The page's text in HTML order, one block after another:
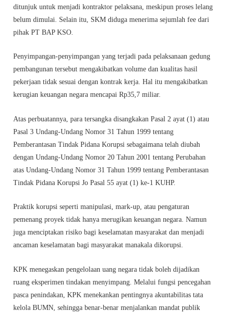
ditunjuk untuk menjadi kontraktor pelaksana, meskipun proses lelang
belum dimulai. Selain itu, SKM diduga menerima sejumlah fee dari
pihak PT BAP KSO.
Penyimpangan-penyimpangan yang terjadi pada pelaksanaan gedung
pembangunan tersebut mengakibatkan volume dan kualitas hasil
pekerjaan tidak sesuai dengan kontrak kerja. Hal itu mengakibatkan
kerugian keuangan negara mencapai Rp35,7 miliar.
Atas perbuatannya, para tersangka disangkakan Pasal 2 ayat (1) atau
Pasal 3 Undang-Undang Nomor 31 Tahun 1999 tentang
Pemberantasan Tindak Pidana Korupsi sebagaimana telah diubah
dengan Undang-Undang Nomor 20 Tahun 2001 tentang Perubahan
atas Undang-Undang Nomor 31 Tahun 1999 tentang Pemberantasan
Tindak Pidana Korupsi Jo Pasal 55 ayat (1) ke-1 KUHP.
Praktik korupsi seperti manipulasi, mark-up, atau pengaturan
pemenang proyek tidak hanya merugikan keuangan negara. Namun
juga menciptakan risiko bagi keselamatan masyarakat dan menjadi
ancaman keselamatan bagi masyarakat manakala dikorupsi.
KPK menegaskan pengelolaan uang negara tidak boleh dijadikan
ruang eksperimen tindakan menyimpang. Melalui fungsi pencegahan
pasca penindakan, KPK menekankan pentingnya akuntabilitas tata
kelola BUMN, sehingga benar-benar menjalankan mandat publik